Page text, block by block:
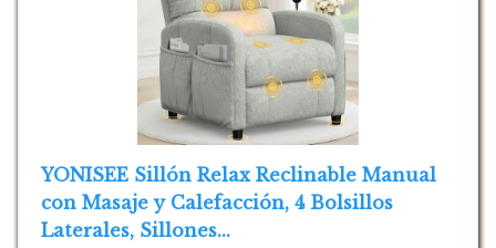
YONISEE Sillón Relax Reclinable Manual
con Masaje y Calefacción, 4 Bolsillos
Laterales, Sillones...